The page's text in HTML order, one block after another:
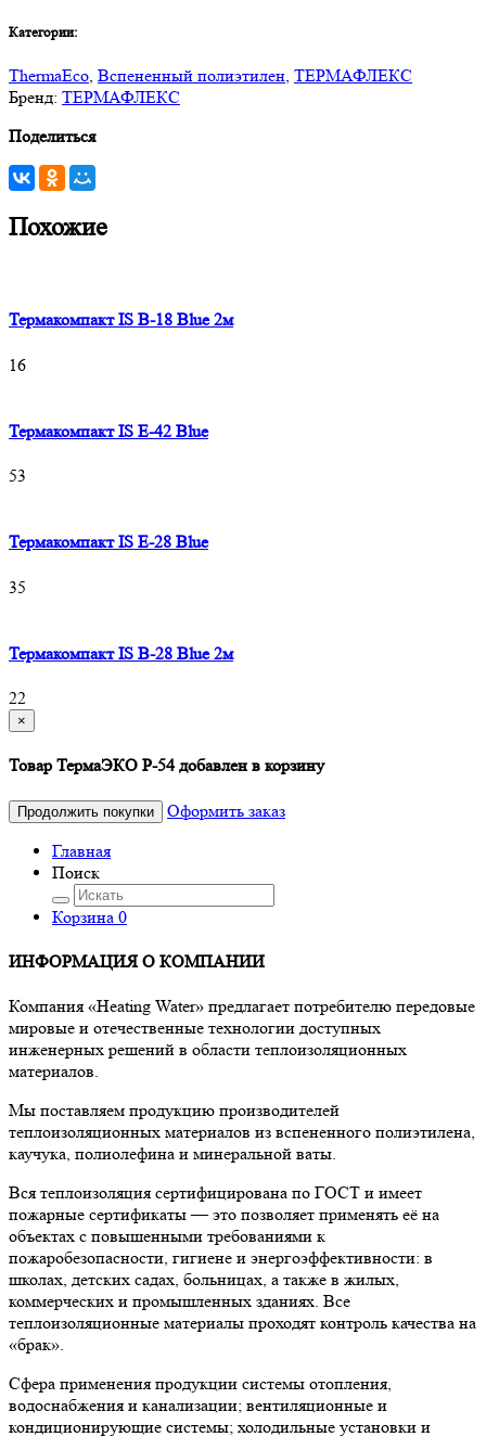
Категории:
ThermaEco, Вспененный полиэтилен, ТЕРМАФЛЕКС
Бренд: ТЕРМАФЛЕКС
Поделиться
Похожие
Термакомпакт IS B-18 Blue 2м
16
Термакомпакт IS E-42 Blue
53
Термакомпакт IS E-28 Blue
35
Термакомпакт IS B-28 Blue 2м
22
×
Товар ТермаЭКО P-54 добавлен в корзину
Продолжить покупки
Оформить заказ
Главная
Поиск
Корзина 0
ИНФОРМАЦИЯ О КОМПАНИИ
Компания «Heating Water» предлагает потребителю передовые
мировые и отечественные технологии доступных
инженерных решений в области теплоизоляционных
материалов.
Мы поставляем продукцию производителей
теплоизоляционных материалов из вспененного полиэтилена,
каучука, полиолефина и минеральной ваты.
Вся теплоизоляция сертифицирована по ГОСТ и имеет
пожарные сертификаты — это позволяет применять её на
объектах с повышенными требованиями к
пожаробезопасности, гигиене и энергоэффективности: в
школах, детских садах, больницах, а также в жилых,
коммерческих и промышленных зданиях. Все
теплоизоляционные материалы проходят контроль качества на
«брак».
Сфера применения продукции системы отопления,
водоснабжения и канализации; вентиляционные и
кондиционирующие системы; холодильные установки и